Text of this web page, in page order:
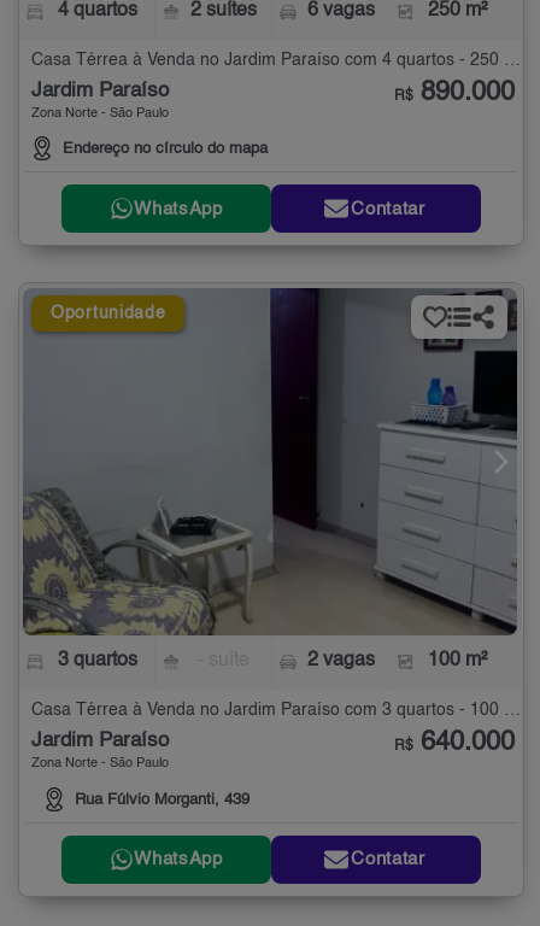
4 quartos 2 suítes 6 vagas 250 m²
Casa Térrea à Venda no Jardim Paraíso com 4 quartos - 250 m²
Jardim Paraíso
Zona Norte - São Paulo
Endereço no círculo do mapa
R$ 890.000
WhatsApp Contatar
Oportunidade
3 quartos 2 vagas 100 m²
Casa Térrea à Venda no Jardim Paraíso com 3 quartos - 100 m²
Jardim Paraíso
Zona Norte - São Paulo
Rua Fúlvio Morganti, 439
R$ 640.000
WhatsApp Contatar